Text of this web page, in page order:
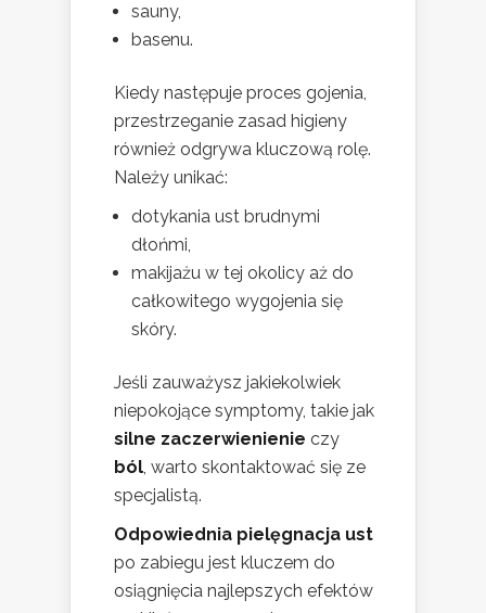
sauny,
basenu.
Kiedy następuje proces gojenia,
przestrzeganie zasad higieny
również odgrywa kluczową rolę.
Należy unikać:
dotykania ust brudnymi
dłońmi,
makijażu w tej okolicy aż do
całkowitego wygojenia się
skóry.
Jeśli zauważysz jakiekolwiek
niepokojące symptomy, takie jak
silne zaczerwienienie czy
ból, warto skontaktować się ze
specjalistą.
Odpowiednia pielęgnacja ust
po zabiegu jest kluczem do
osiągnięcia najlepszych efektów